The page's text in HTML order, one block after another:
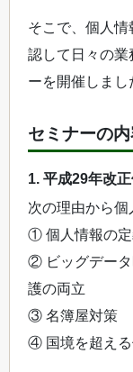
そこで、個人
認して日々の業
ーを開催しまし
セミナーの
1. 平成29年改
次の理由から個
① 個人情報の定
② ビッグデータ
護の両立
③ 名簿屋対策
④ 国境を超える